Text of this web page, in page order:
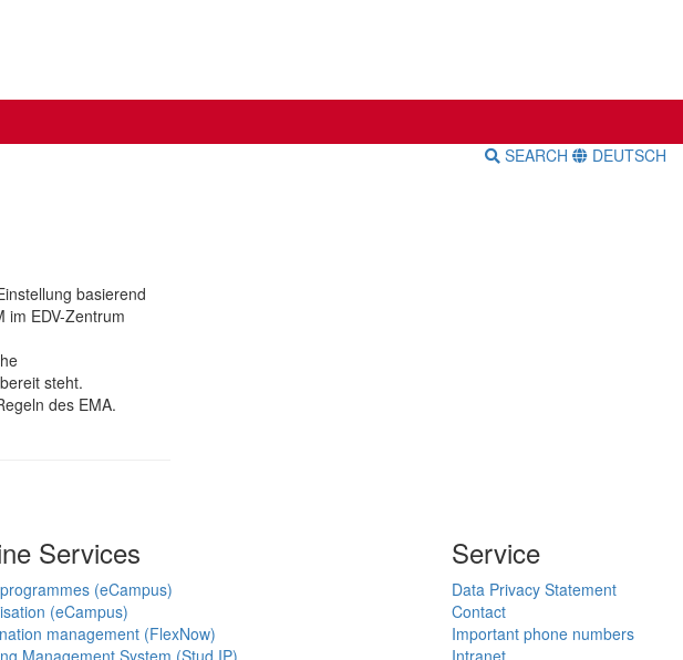
SEARCH DEUTSCH
basierend
im EDV-Zentrum
steht.
des EMA.
Services
(eCampus)
(eCampus)
management (FlexNow)
Service
Data Privacy Statement
Contact
Important phone numbers